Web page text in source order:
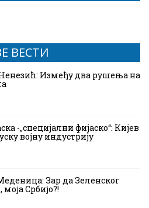
ВЕСТИ
Између два рушења на
-„специјални фијаско“: Кијев
војну индустрију
Зар да Зеленског
Србијо?!